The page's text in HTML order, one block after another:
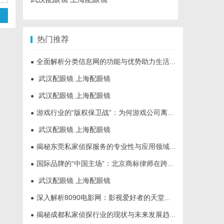
热门推荐
● 全面解析分类信息网的功能与优势助力生活便捷化
● 武汉配眼镜 上海配眼镜
● 武汉配眼镜 上海配眼镜
● 游戏行业的“版权保卫战”：为何游戏公司离不开版权律师
● 武汉配眼镜 上海配眼镜
● 揭秘东莞私家侦探服务的专业性与应用领域详解
● 国际品牌的“中国主场”：北京商标律师在跨境维权中的战略支点
● 武汉配眼镜 上海配眼镜
● 深入解析8090电影网：影视爱好者的天堂与全新观影体验
● 揭秘成都私家侦探行业的现状与未来发展趋势